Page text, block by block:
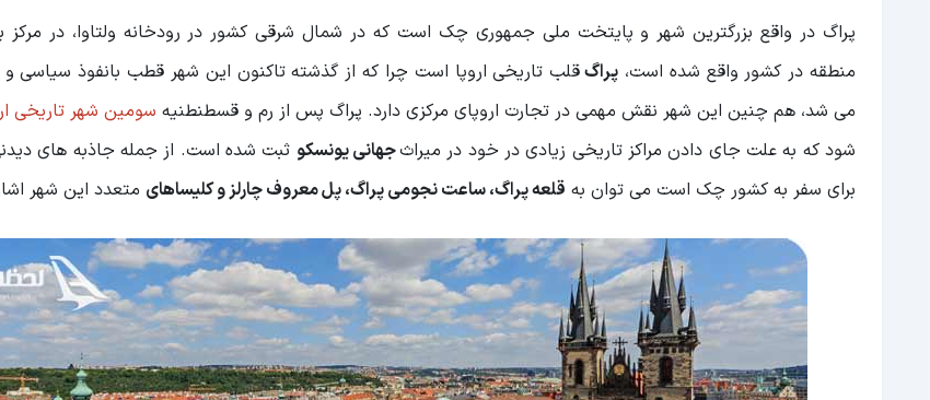
پراگ در واقع بزرگترین شهر و پایتخت ملی جمهوری چک است که در شمال شرقی کشور در رودخانه ولتاوا، در مرکز
منطقه در کشور واقع شده است، پراگقلب تاریخی اروپا است چرا که از گذشته تاکنون این شهر قطب بانفوذ سیاسی و
می شد، هم چنین این شهر نقش مهمی در تجارت اروپای مرکزی دارد. پراگ پس از رم و قسطنطنیه سومین شهر تاریخی
شود که به علت جای دادن مراکز تاریخی زیادی در خود در میراثجهانی یونسکو ثبت شده است. از جمله جاذبه های
برای سفر به کشور چک است می توان به قلعه پراگ، ساعت نجومی پراگ، پل معروف چارلز و کلیساهای متعدد این شهر